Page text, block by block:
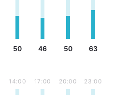
50 46 50 63
14:00 17:00 20:00 23:00